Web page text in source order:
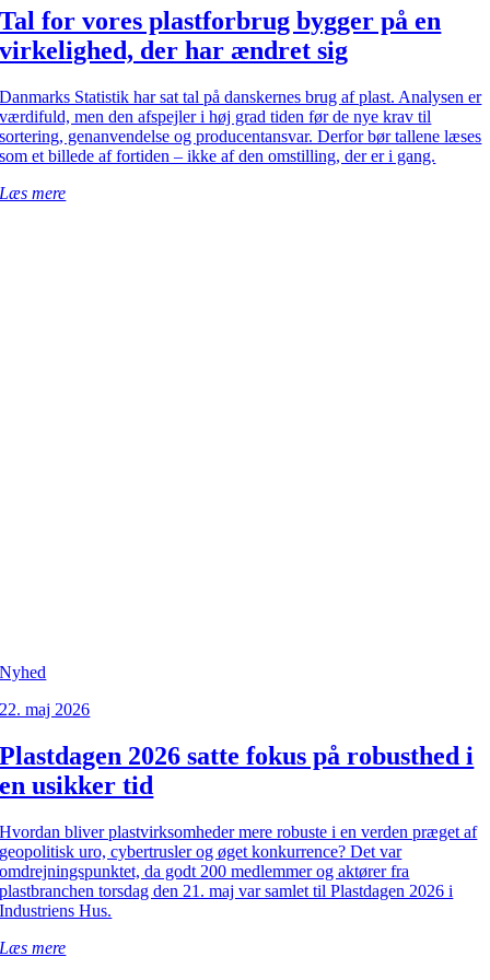
Tal for vores plastforbrug bygger på en
virkelighed, der har ændret sig
Danmarks Statistik har sat tal på danskernes brug af plast. Analysen er
værdifuld, men den afspejler i høj grad tiden før de nye krav til
sortering, genanvendelse og producentansvar. Derfor bør tallene læses
som et billede af fortiden – ikke af den omstilling, der er i gang.
Læs mere
Nyhed
22. maj 2026
Plastdagen 2026 satte fokus på robusthed i
en usikker tid
Hvordan bliver plastvirksomheder mere robuste i en verden præget af
geopolitisk uro, cybertrusler og øget konkurrence? Det var
omdrejningspunktet, da godt 200 medlemmer og aktører fra
plastbranchen torsdag den 21. maj var samlet til Plastdagen 2026 i
Industriens Hus.
Læs mere